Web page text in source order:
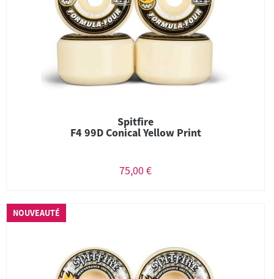
Spitfire
F4 99D Conical Yellow Print
75,00 €
NOUVEAUTÉ